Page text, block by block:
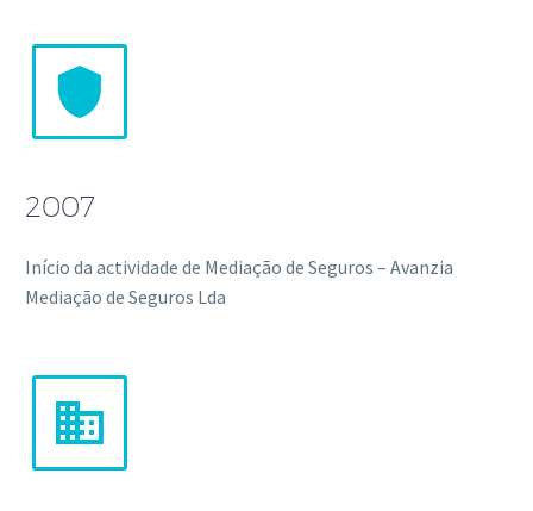


2007
Início da actividade de Mediação de Seguros – Avanzia
Mediação de Seguros Lda

